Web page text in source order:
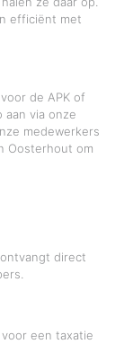
efficiënt met
de APK of
aan via onze
medewerkers
Oosterhout om
direct
een taxatie